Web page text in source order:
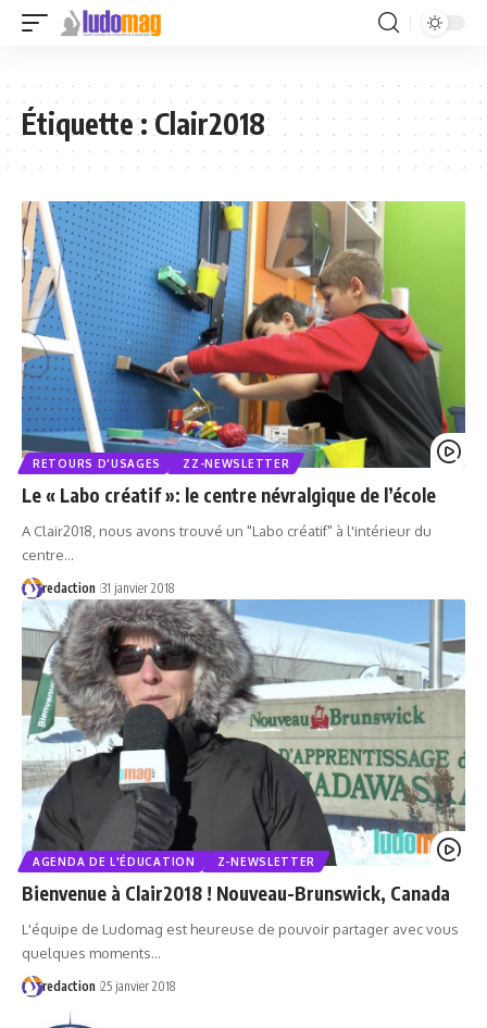
Étiquette :Clair2018
RETOURS D'USAGES ZZ-NEWSLETTER
Le « Labo créatif »: le centre névralgique de l’école
A Clair2018, nous avons trouvé un "Labo créatif" à l'intérieur du
centre…
redaction 31 janvier 2018
AGENDA DE L'ÉDUCATION Z-NEWSLETTER
Bienvenue à Clair2018 ! Nouveau-Brunswick, Canada
L'équipe de Ludomag est heureuse de pouvoir partager avec vous
quelques moments…
redaction 25 janvier 2018